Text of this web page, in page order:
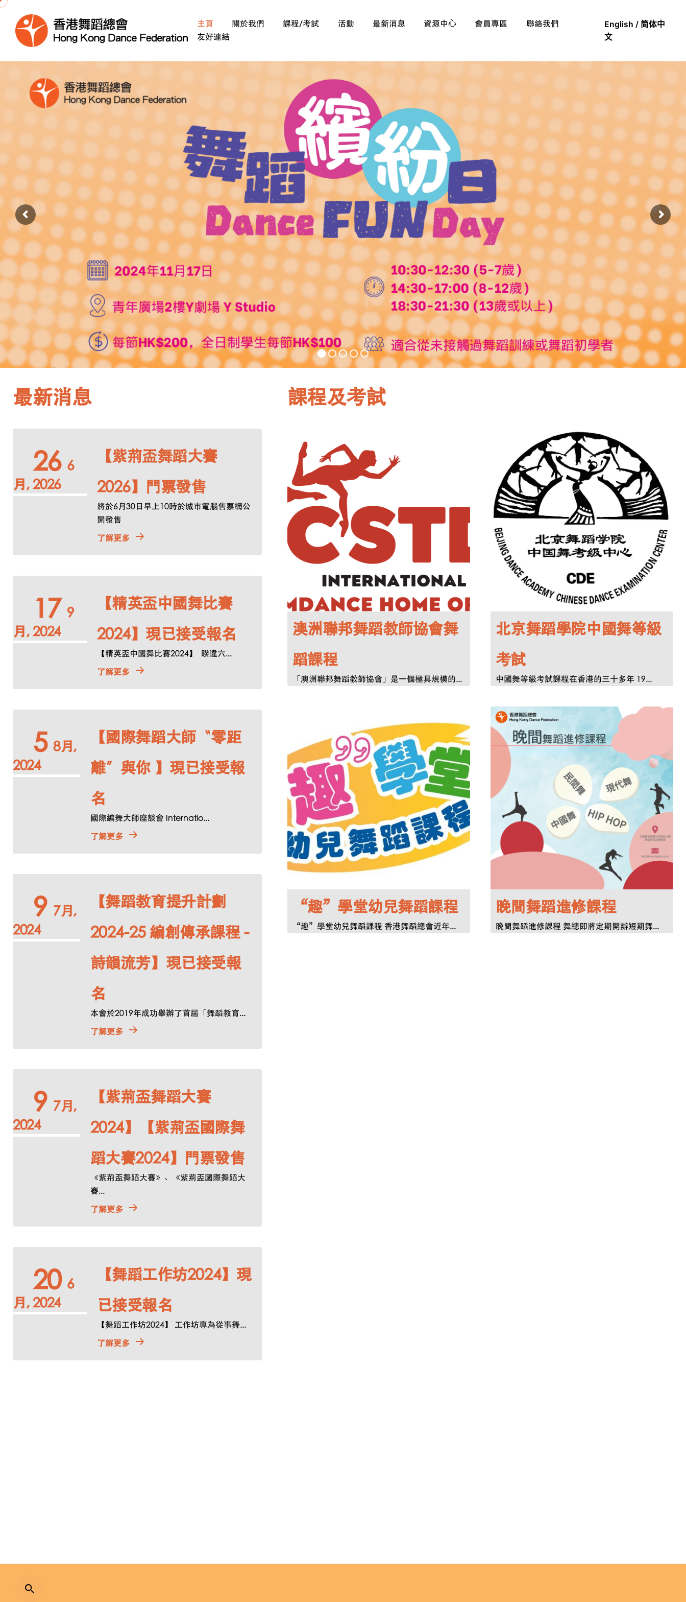
S
t
n
t
主頁 關於我們 課程/考試 活動 最新消息 資源中⼼ 會員專區
聯絡我們
友好連結
English / 简体中
文
最新消息
26 6
月, 2026
【紫荊盃舞蹈大賽
2026】門票發售
將於6月30日早上10時於城市電腦售票網公
開發售
了解更多
17 9
月, 2024
【精英盃中國舞比賽
2024】現已接受報名
【精英盃中國舞比賽2024】 ​ 睽違六...
了解更多
5 8月,
2024
【國際舞蹈大師〝零距
離〞與你 】現已接受報
名
國際編舞大師座談會 Internatio...
了解更多
9 7月,
2024
【舞蹈教育提升計劃
2024-25 編創傳承課程 -
詩韻流芳】現已接受報
名
本會於2019年成功舉辦了首屆「舞蹈教育...
了解更多
9 7月,
2024
【紫荊盃舞蹈大賽
2024】【紫荊盃國際舞
蹈大賽2024】門票發售
《紫荊盃舞蹈大賽》、《紫荊盃國際舞蹈大
賽...
了解更多
20 6
月, 2024
【舞蹈工作坊2024】現
已接受報名
【舞蹈工作坊2024】 工作坊專為從事舞...
了解更多
課程及考試
澳洲聯邦舞蹈教師協會舞
蹈課程
「澳洲聯邦舞蹈教師協會」是一個極具規模的...
北京舞蹈學院中國舞等級
考試
中國舞等級考試課程在香港的三十多年 19...
“趣”學堂幼兒舞蹈課程
“趣”學堂幼兒舞蹈課程 香港舞蹈總會近年...
晚間舞蹈進修課程
晚間舞蹈進修課程 舞總即將定期開辦短期舞...